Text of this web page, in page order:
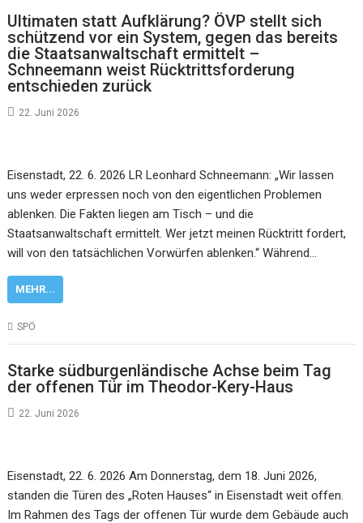
Ultimaten statt Aufklärung? ÖVP stellt sich
schützend vor ein System, gegen das bereits
die Staatsanwaltschaft ermittelt –
Schneemann weist Rücktrittsforderung
entschieden zurück
22. Juni 2026
Eisenstadt, 22. 6. 2026 LR Leonhard Schneemann: „Wir lassen
uns weder erpressen noch von den eigentlichen Problemen
ablenken. Die Fakten liegen am Tisch – und die
Staatsanwaltschaft ermittelt. Wer jetzt meinen Rücktritt fordert,
will von den tatsächlichen Vorwürfen ablenken.“ Während…
MEHR...
SPÖ
Starke südburgenländische Achse beim Tag
der offenen Tür im Theodor-Kery-Haus
22. Juni 2026
Eisenstadt, 22. 6. 2026 Am Donnerstag, dem 18. Juni 2026,
standen die Türen des „Roten Hauses“ in Eisenstadt weit offen.
Im Rahmen des Tags der offenen Tür wurde dem Gebäude auch